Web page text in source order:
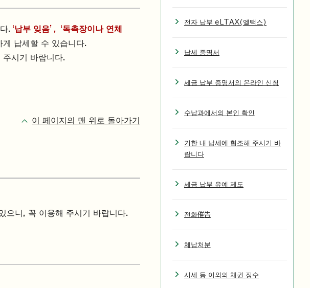
. ‘납부 잊음’, ‘독촉장이나 연체
납세할 수 있습니다.
시기 바랍니다.
이 페이지의 맨 위로 돌아가기
으니, 꼭 이용해 주시기 바랍니다.
전자 납부 eLTAX(엘택스)
납세 증명서
세금 납부 증명서의 온라인 신청
수납과에서의 본인 확인
기한 내 납세에 협조해 주시기 바
랍니다
세금 납부 유예 제도
전화催告
체납처분
시세 등 이외의 채권 징수